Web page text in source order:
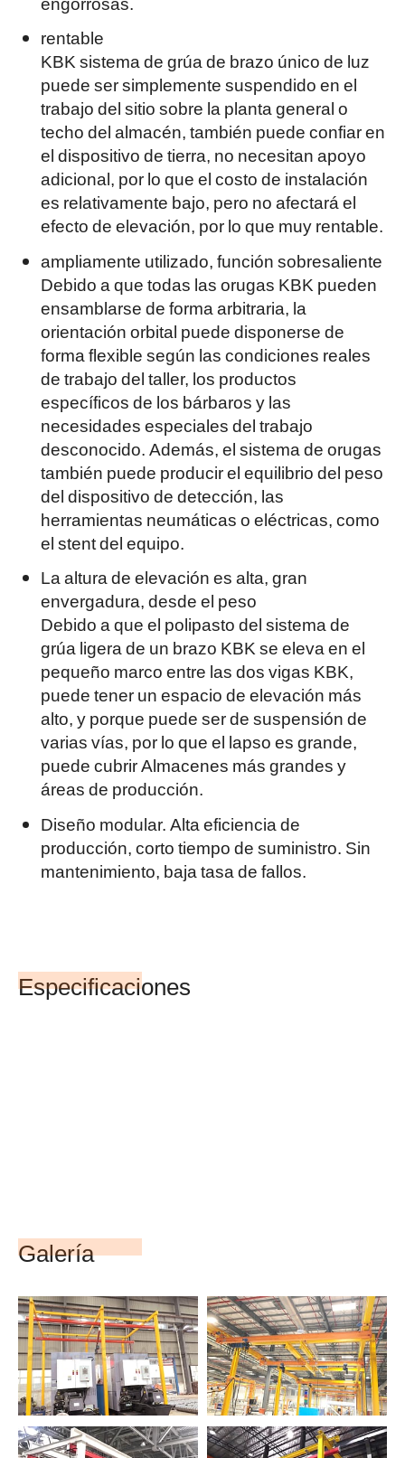
rentable
KBK sistema de grúa de brazo único de luz
puede ser simplemente suspendido en el
trabajo del sitio sobre la planta general o
techo del almacén, también puede confiar en
el dispositivo de tierra, no necesitan apoyo
adicional, por lo que el costo de instalación
es relativamente bajo, pero no afectará el
efecto de elevación, por lo que muy rentable.
ampliamente utilizado, función sobresaliente
Debido a que todas las orugas KBK pueden
ensamblarse de forma arbitraria, la
orientación orbital puede disponerse de
forma flexible según las condiciones reales
de trabajo del taller, los productos
específicos de los bárbaros y las
necesidades especiales del trabajo
desconocido. Además, el sistema de orugas
también puede producir el equilibrio del peso
del dispositivo de detección, las
herramientas neumáticas o eléctricas, como
el stent del equipo.
La altura de elevación es alta, gran
envergadura, desde el peso
Debido a que el polipasto del sistema de
grúa ligera de un brazo KBK se eleva en el
pequeño marco entre las dos vigas KBK,
puede tener un espacio de elevación más
alto, y porque puede ser de suspensión de
varias vías, por lo que el lapso es grande,
puede cubrir Almacenes más grandes y
áreas de producción.
Diseño modular. Alta eficiencia de
producción, corto tiempo de suministro. Sin
mantenimiento, baja tasa de fallos.
Especificaciones
Galería